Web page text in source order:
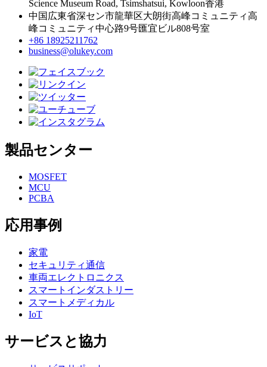
Science Museum Road, Tsimshatsui, Kowloon香港
中国広東省深セン市龍華区大朗街高峰コミュニティ高
峰コミュニティ中心路9号匯宜ビル808号室
+86 18925211762
business@olukey.com
製品センター
MOSFET
MCU
PCBA
応用事例
家電
セキュリティ通信
車両エレクトロニクス
スマートインダストリー
スマートメディカル
IoT
サービスと協力